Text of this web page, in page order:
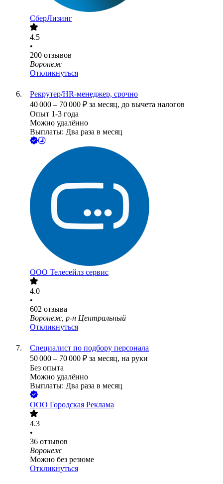
СберЛизинг
4.5
•
200 отзывов
Воронеж
Откликнуться
Рекрутер/HR-менеджер, срочно
40 000 – 70 000 ₽ за месяц, до вычета налогов
Опыт 1-3 года
Можно удалённо
Выплаты: Два раза в месяц
ООО Телесейлз сервис
4.0
•
602 отзыва
Воронеж, р-н Центральный
Откликнуться
Специалист по подбору персонала
50 000 – 70 000 ₽ за месяц, на руки
Без опыта
Можно удалённо
Выплаты: Два раза в месяц
ООО Городская Реклама
4.3
•
36 отзывов
Воронеж
Можно без резюме
Откликнуться